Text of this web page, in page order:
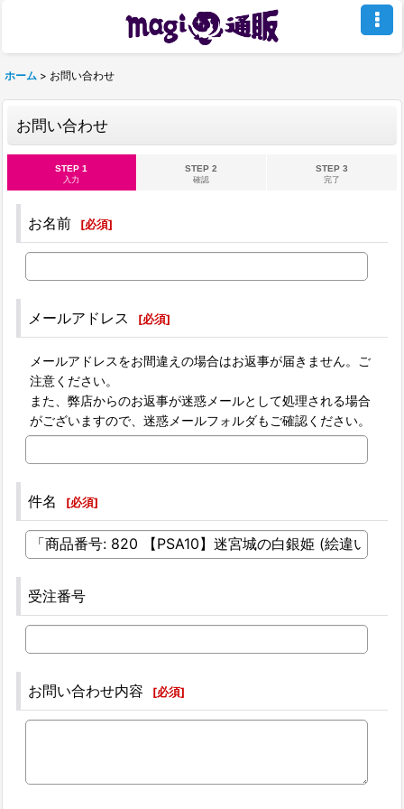
ホーム > お問い合わせ
お問い合わせ
STEP 1
入力
STEP 2
確認
STEP 3
完了
お名前 [必須]
メールアドレス [必須]
メールアドレスをお間違えの場合はお返事が届きません。ご
注意ください。
また、弊店からのお返事が迷惑メールとして処理される場合
がございますので、迷惑メールフォルダもご確認ください。
件名 [必須]
受注番号
お問い合わせ内容 [必須]